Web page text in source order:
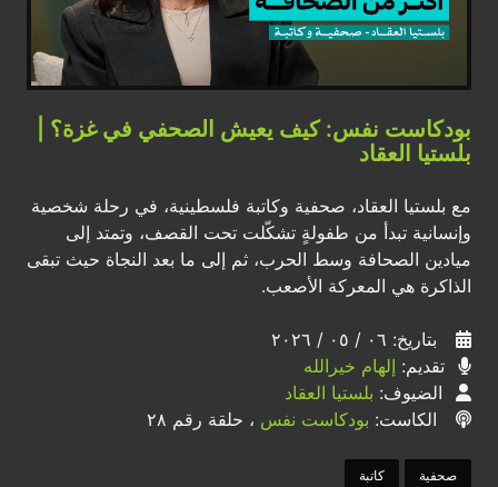
بودكاست نفس: كيف يعيش الصحفي في غزة؟ |
بلستيا العقاد
مع بلستيا العقاد، صحفية وكاتبة فلسطينية، في رحلة شخصية
وإنسانية تبدأ من طفولةٍ تشكّلت تحت القصف، وتمتد إلى
ميادين الصحافة وسط الحرب، ثم إلى ما بعد النجاة حيث تبقى
الذاكرة هي المعركة الأصعب.
بتاريخ: ٠٦ / ٠٥ / ٢٠٢٦
تقديم: إلهام خيرالله
الضيوف: بلستيا العقاد
الكاست: بودكاست نفس ، حلقة رقم ٢٨
صحفية كاتبة